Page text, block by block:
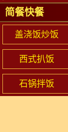
简餐快餐
盖浇饭炒饭
西式扒饭
石锅拌饭